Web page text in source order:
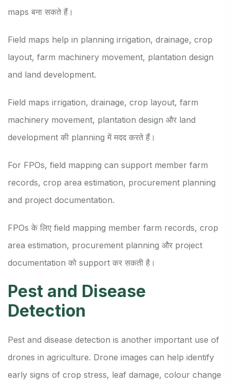
maps बना सकते हैं।
Field maps help in planning irrigation, drainage, crop
layout, farm machinery movement, plantation design
and land development.
Field maps irrigation, drainage, crop layout, farm
machinery movement, plantation design और land
development की planning में मदद करते हैं।
For FPOs, field mapping can support member farm
records, crop area estimation, procurement planning
and project documentation.
FPOs के लिए field mapping member farm records, crop
area estimation, procurement planning और project
documentation को support कर सकती है।
Pest and Disease
Detection
Pest and disease detection is another important use of
drones in agriculture. Drone images can help identify
early signs of crop stress, leaf damage, colour change